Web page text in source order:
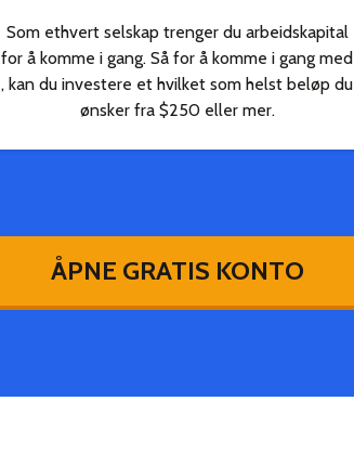
Som ethvert selskap trenger du arbeidskapital
for å komme i gang. Så for å komme i gang med
, kan du investere et hvilket som helst beløp du
ønsker fra $250 eller mer.
ÅPNE GRATIS KONTO